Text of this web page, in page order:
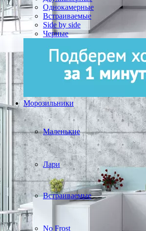
Однокамерные
Встраиваемые
Side by side
Черные
Морозильники
Маленькие
Лари
Встраиваемые
No Frost